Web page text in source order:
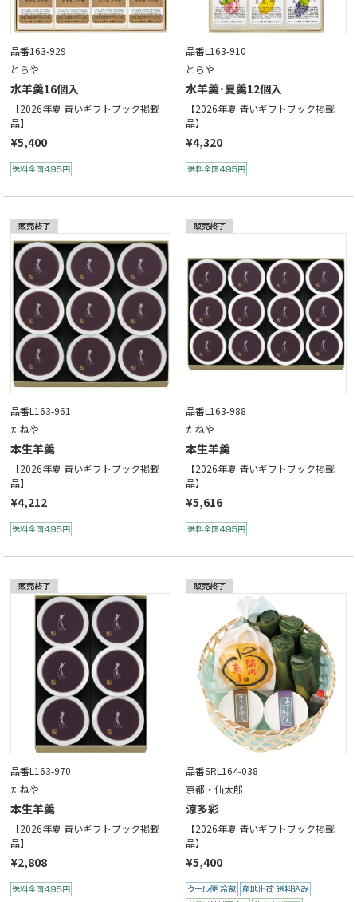
品番163-929
とらや
水羊羹16個入
【2026年夏 青いギフトブック掲載
品】
¥5,400
品番L163-910
とらや
水羊羹･夏羹12個入
【2026年夏 青いギフトブック掲載
品】
¥4,320
品番L163-961
たねや
本生羊羹
【2026年夏 青いギフトブック掲載
品】
¥4,212
品番L163-988
たねや
本生羊羹
【2026年夏 青いギフトブック掲載
品】
¥5,616
品番L163-970
たねや
本生羊羹
【2026年夏 青いギフトブック掲載
品】
¥2,808
品番SRL164-038
京都・仙太郎
涼多彩
【2026年夏 青いギフトブック掲載
品】
¥5,400